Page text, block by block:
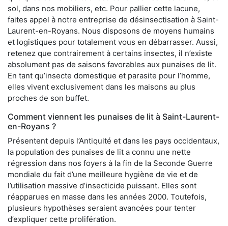
sol, dans nos mobiliers, etc. Pour pallier cette lacune,
faites appel à notre entreprise de désinsectisation à Saint-
Laurent-en-Royans. Nous disposons de moyens humains
et logistiques pour totalement vous en débarrasser. Aussi,
retenez que contrairement à certains insectes, il n’existe
absolument pas de saisons favorables aux punaises de lit.
En tant qu’insecte domestique et parasite pour l’homme,
elles vivent exclusivement dans les maisons au plus
proches de son buffet.
Comment viennent les punaises de lit à Saint-Laurent-
en-Royans ?
Présentent depuis l’Antiquité et dans les pays occidentaux,
la population des punaises de lit a connu une nette
régression dans nos foyers à la fin de la Seconde Guerre
mondiale du fait d’une meilleure hygiène de vie et de
l’utilisation massive d’insecticide puissant. Elles sont
réapparues en masse dans les années 2000. Toutefois,
plusieurs hypothèses seraient avancées pour tenter
d’expliquer cette prolifération.